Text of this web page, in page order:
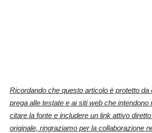
Ricordando che questo articolo è protetto da
prega alle testate e ai siti web che intendono
citare la fonte e includere un link attivo diretto
originale, ringraziamo per la collaborazione